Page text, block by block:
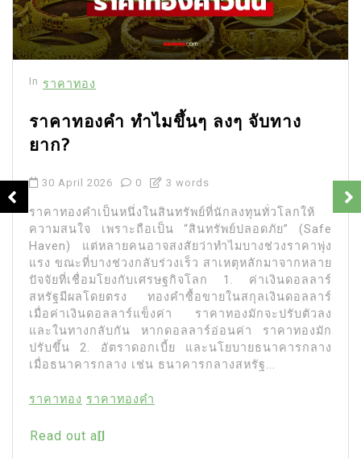
In ราคาทอง
ราคาทองคำ ทำไมขึ้นๆ ลงๆ จับทาง
ยาก?
30 April 2026 0 3 words
ราคาทองคำเป็นหนึ่งในสินทรัพย์ที่นักลงทุนทั่วโลกให้
ความสนใจ เพราะถือเป็น “สินทรัพย์ปลอดภัย” (Safe
Haven) แต่หลายคนอาจสงสัยว่าทำไมบางช่วงราคาพุ่ง
แรง ขณะที่บางช่วงกลับร่วงเร็ว สาเหตุหลักมาจากหลาย
ปัจจัยที่เชื่อมโยงกับเศรษฐกิจโลก 1. ค่าเงินดอลลาร์
สหรัฐมีผลโดยตรง ทองคำซื้อขายในสกุลเงินดอลลาร์
เมื่อค่าเงินดอลลาร์แข็งค่า ราคาทองมักจะปรับตัวลง
และในทางกลับกัน หากดอลลาร์อ่อนค่า ราคาทองมัก
ปรับขึ้น 2. อัตราดอกเบี้ย และนโยบายธนาคารกลาง
เมื่อธนาคารกลาง เช่น ธนาคารกลางสหรัฐ...
ราคาทอง ราคาทองคำ
Read out all